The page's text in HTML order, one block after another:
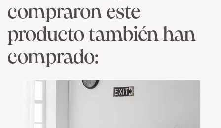
compraron este
producto también han
comprado: